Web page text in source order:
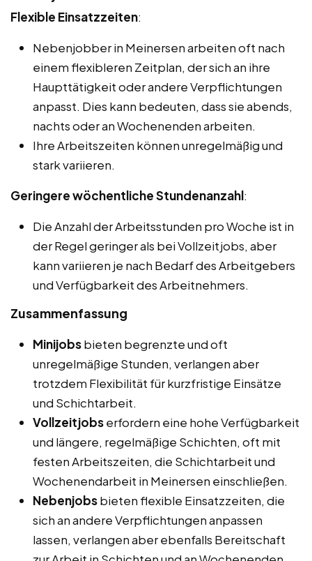
Flexible Einsatzzeiten:
Nebenjobber in Meinersen arbeiten oft nach
einem flexibleren Zeitplan, der sich an ihre
Haupttätigkeit oder andere Verpflichtungen
anpasst. Dies kann bedeuten, dass sie abends,
nachts oder an Wochenenden arbeiten.
Ihre Arbeitszeiten können unregelmäßig und
stark variieren.
Geringere wöchentliche Stundenanzahl:
Die Anzahl der Arbeitsstunden pro Woche ist in
der Regel geringer als bei Vollzeitjobs, aber
kann variieren je nach Bedarf des Arbeitgebers
und Verfügbarkeit des Arbeitnehmers.
Zusammenfassung
Minijobsbieten begrenzte und oft
unregelmäßige Stunden, verlangen aber
trotzdem Flexibilität für kurzfristige Einsätze
und Schichtarbeit.
Vollzeitjobserfordern eine hohe Verfügbarkeit
und längere, regelmäßige Schichten, oft mit
festen Arbeitszeiten, die Schichtarbeit und
Wochenendarbeit in Meinersen einschließen.
Nebenjobsbieten flexible Einsatzzeiten, die
sich an andere Verpflichtungen anpassen
lassen, verlangen aber ebenfalls Bereitschaft